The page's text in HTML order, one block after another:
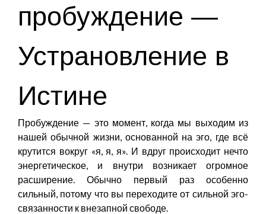
пробуждение —
Устрановление в
Истине
Пробуждение — это момент, когда мы выходим из
нашей обычной жизни, основанной на эго, где всё
крутится вокруг «я, я, я». И вдруг происходит нечто
энергетическое, и внутри возникает огромное
расширение. Обычно первый раз особенно
сильный, потому что вы переходите от сильной эго-
связанности к внезапной свободе.